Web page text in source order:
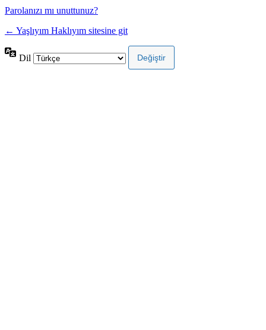
Parolanızı mı unuttunuz?
← Yaşlıyım Haklıyım sitesine git
Dil